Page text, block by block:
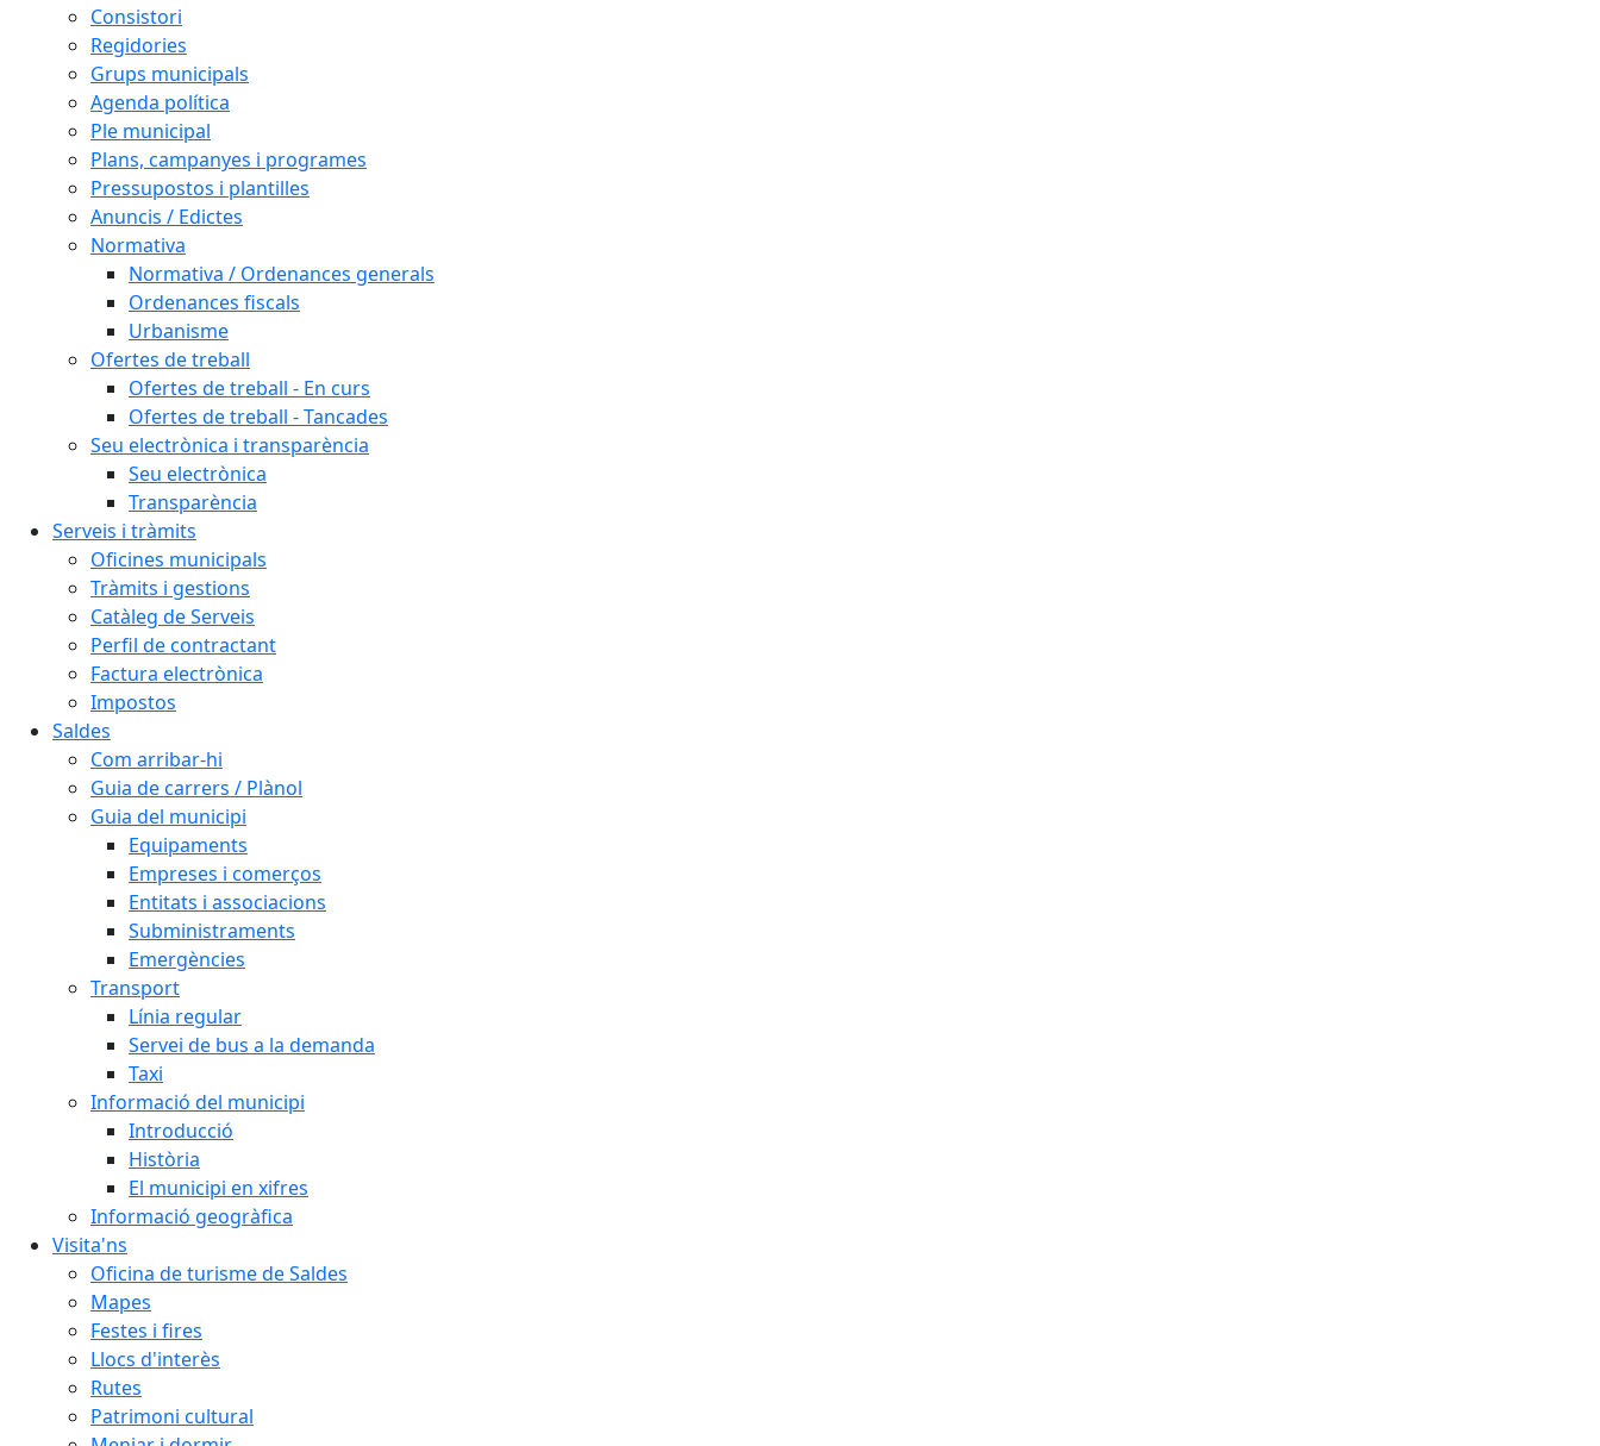
Consistori
Regidories
Grups municipals
Agenda política
Ple municipal
Plans, campanyes i programes
Pressupostos i plantilles
Anuncis / Edictes
Normativa
Normativa / Ordenances generals
Ordenances fiscals
Urbanisme
Ofertes de treball
Ofertes de treball - En curs
Ofertes de treball - Tancades
Seu electrònica i transparència
Seu electrònica
Transparència
Serveis i tràmits
Oficines municipals
Tràmits i gestions
Catàleg de Serveis
Perfil de contractant
Factura electrònica
Impostos
Saldes
Com arribar-hi
Guia de carrers / Plànol
Guia del municipi
Equipaments
Empreses i comerços
Entitats i associacions
Subministraments
Emergències
Transport
Línia regular
Servei de bus a la demanda
Taxi
Informació del municipi
Introducció
Història
El municipi en xifres
Informació geogràfica
Visita'ns
Oficina de turisme de Saldes
Mapes
Festes i fires
Llocs d'interès
Rutes
Patrimoni cultural